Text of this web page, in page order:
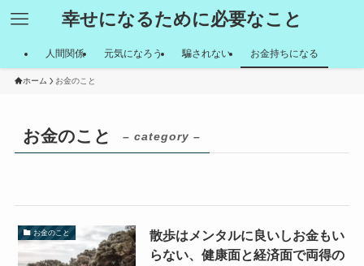
幸せになるために必要なこと
人間関係 元気になろう 騙されない お金持ちになる
ホーム お金のこと
お金のこと – category –
お金のこと
散歩はメンタルに良いしお金もい
らない、健康面と経済面で両得の